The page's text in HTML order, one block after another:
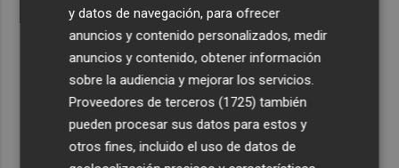
Recibe toda la actualidad de
Plaza Podcast en tu correo
Quiero suscribirme
y datos de navegación, para ofrecer
anuncios y contenido personalizados, medir
anuncios y contenido, obtener información
sobre la audiencia y mejorar los servicios.
Proveedores de terceros (1725) también
pueden procesar sus datos para estos y
otros fines, incluido el uso de datos de